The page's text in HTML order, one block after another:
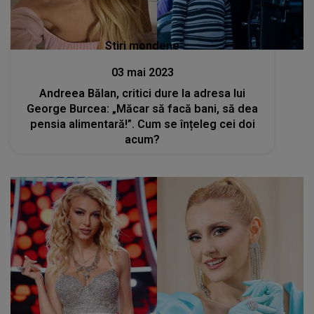
Stiri mondene
03 mai 2023
Andreea Bălan, critici dure la adresa lui
George Burcea: „Măcar să facă bani, să dea
pensia alimentară!”. Cum se înțeleg cei doi
acum?